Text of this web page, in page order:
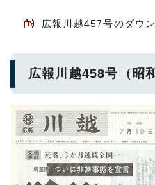
広報川越457号のダウ
広報川越458号（昭